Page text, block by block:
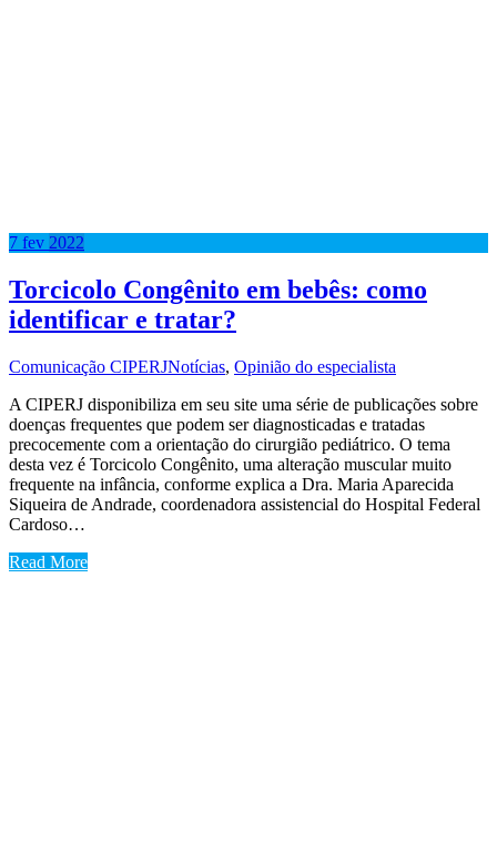
7 fev 2022
Torcicolo Congênito em bebês: como
identificar e tratar?
Comunicação CIPERJNotícias, Opinião do especialista
A CIPERJ disponibiliza em seu site uma série de publicações sobre
doenças frequentes que podem ser diagnosticadas e tratadas
precocemente com a orientação do cirurgião pediátrico. O tema
desta vez é Torcicolo Congênito, uma alteração muscular muito
frequente na infância, conforme explica a Dra. Maria Aparecida
Siqueira de Andrade, coordenadora assistencial do Hospital Federal
Cardoso…
Read More